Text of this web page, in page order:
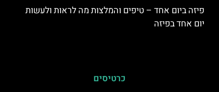
פיזה ביום אחד – טיפים והמלצות מה לראות ולעשות
יום אחד בפיזה
כרטיסים